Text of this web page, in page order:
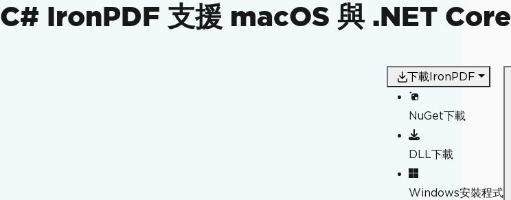
建立 PDF
C# IronPDF 支援 macOS 與 .NET Core
下載IronPDF
NuGet下載
DLL下載
Windows安裝程式